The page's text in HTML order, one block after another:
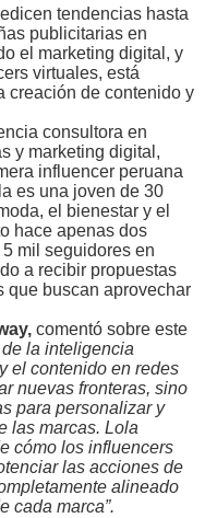
tendencias hasta
publicitarias en
el marketing digital, y
virtuales, está
creación de contenido y
consultora en
y marketing digital,
influencer peruana
es una joven de 30
el bienestar y el
hace apenas dos
mil seguidores en
a recibir propuestas
que buscan aprovechar
comentó sobre este
la inteligencia
el contenido en redes
nuevas fronteras, sino
para personalizar y
las marcas. Lola
cómo los influencers
las acciones de
alineado
cada marca”.